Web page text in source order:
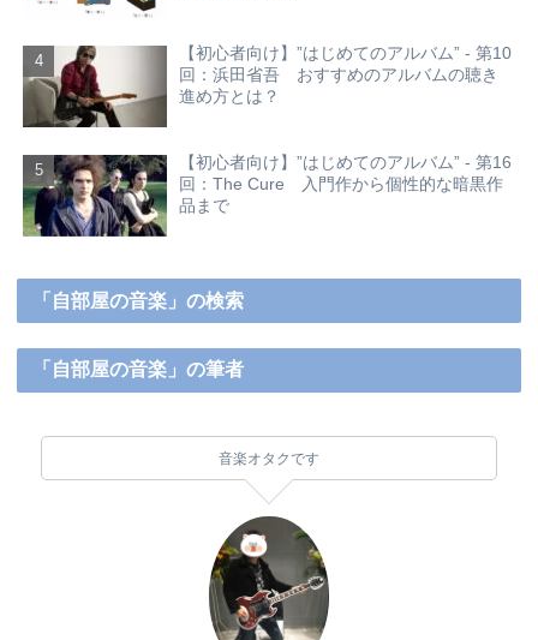
【初心者向け】”はじめてのアルバム” - 第10
回：浜田省吾 おすすめのアルバムの聴き
進め方とは？
【初心者向け】”はじめてのアルバム” - 第16
回：The Cure 入門作から個性的な暗黒作
品まで
「自部屋の音楽」の検索
「自部屋の音楽」の筆者
音楽オタクです